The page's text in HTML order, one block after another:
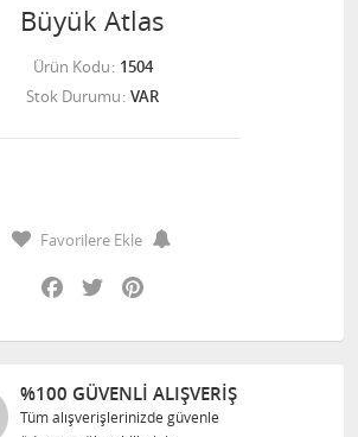
Büyük Atlas
Ürün Kodu 1504
Stok Durumu VAR
Favorilere Ekle
Facebook
Twitter
GÜVENLİ ALIŞVERİŞ
güvenle